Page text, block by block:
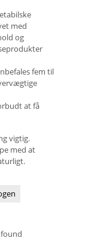
med
og
fem til
at få
vigtig.
med at